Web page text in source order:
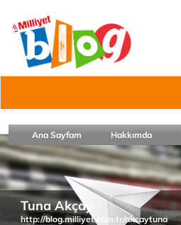
Ana Sayfam Hakkımda
Tuna Akçay
http://blog.milliyet.com.tr/akcaytuna